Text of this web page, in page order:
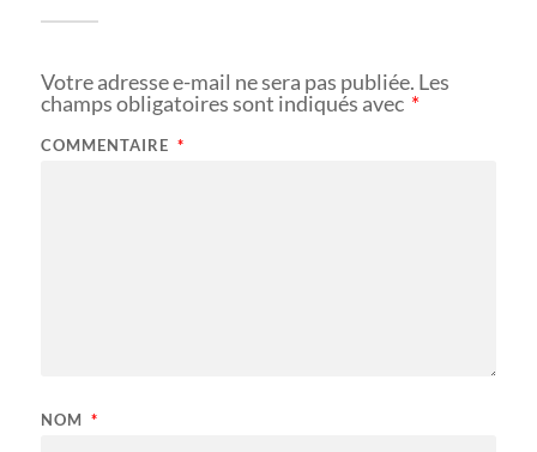
Votre adresse e-mail ne sera pas publiée. Les
champs obligatoires sont indiqués avec *
COMMENTAIRE *
NOM *